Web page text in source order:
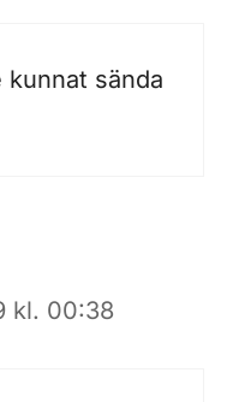
sända
kl. 00:38